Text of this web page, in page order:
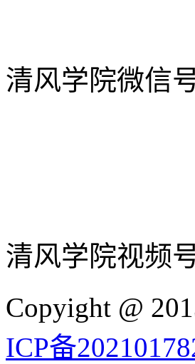
清风学院微信
清风学院视频
Copyight @
ICP备